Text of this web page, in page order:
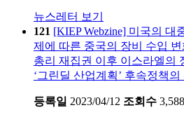
뉴스레터 보기
121 [KIEP Webzine] 미국의 대
제에 따른 중국의 장비 수입
총리 재집권 이후 이스라엘의
‘그린딜 산업계획’ 후속정책의
등록일 2023/04/12 조회수 3,588